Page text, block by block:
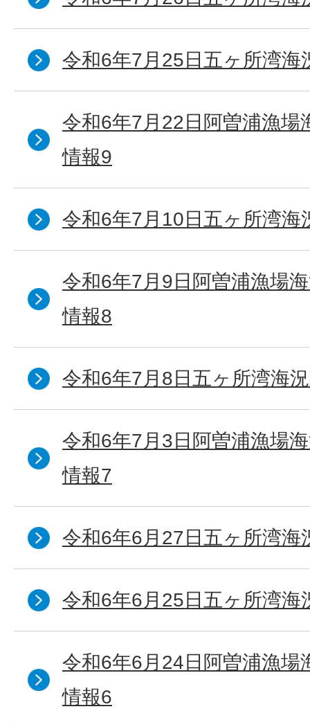
令和6年7月25日五ヶ所湾海
令和6年7月22日阿曽浦漁場
情報9
令和6年7月10日五ヶ所湾海
令和6年7月9日阿曽浦漁場
情報8
令和6年7月8日五ヶ所湾海
令和6年7月3日阿曽浦漁場
情報7
令和6年6月27日五ヶ所湾海
令和6年6月25日五ヶ所湾海
令和6年6月24日阿曽浦漁場
情報6